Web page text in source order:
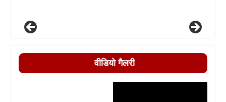
वीडियो गैलरी